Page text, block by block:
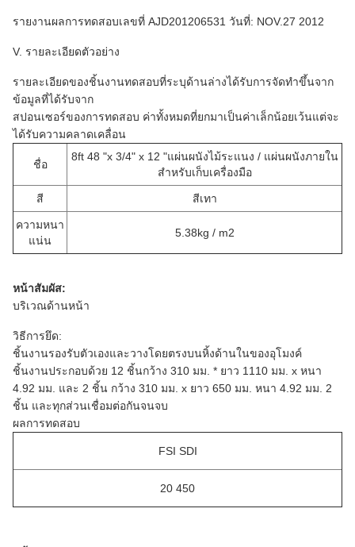
รายงานผลการทดสอบเลขที่ AJD201206531 วันที่: NOV.27 2012
V. รายละเอียดตัวอย่าง
รายละเอียดของชิ้นงานทดสอบที่ระบุด้านล่างได้รับการจัดทำขึ้นจาก
ข้อมูลที่ได้รับจาก
สปอนเซอร์ของการทดสอบ ค่าทั้งหมดที่ยกมาเป็นค่าเล็กน้อยเว้นแต่จะ
ได้รับความคลาดเคลื่อน
ชื่อ
8ft 48 "x 3/4" x 12 "แผ่นผนังไม้ระแนง / แผ่นผนังภายใน
สำหรับเก็บเครื่องมือ
สี สีเทา
ความหนา
แน่น
5.38kg / m2
หน้าสัมผัส:
บริเวณด้านหน้า
วิธีการยึด:
ชิ้นงานรองรับตัวเองและวางโดยตรงบนหิ้งด้านในของอุโมงค์
ชิ้นงานประกอบด้วย 12 ชิ้นกว้าง 310 มม. * ยาว 1110 มม. x หนา
4.92 มม. และ 2 ชิ้น กว้าง 310 มม. x ยาว 650 มม. หนา 4.92 มม. 2
ชิ้น และทุกส่วนเชื่อมต่อกันจนจบ
ผลการทดสอบ
FSI SDI
20 450